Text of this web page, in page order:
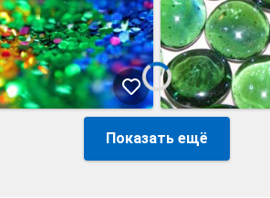
Показать ещё